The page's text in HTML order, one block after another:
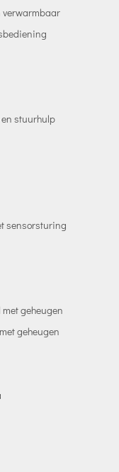
verwarmbaar
stuurhulp
sensorsturing
geheugen
geheugen